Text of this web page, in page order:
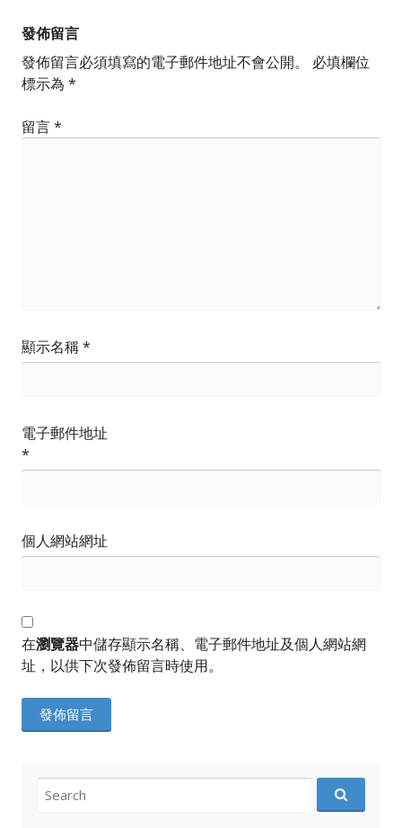
發佈留言
發佈留言必須填寫的電子郵件地址不會公開。
必填欄位
標示為 *
留言*
顯示名稱*
電子郵件地址
*
個人網站網址
在瀏覽器中儲存顯示名稱、電子郵件地址及個人網站網
址，以供下次發佈留言時使用。
for: